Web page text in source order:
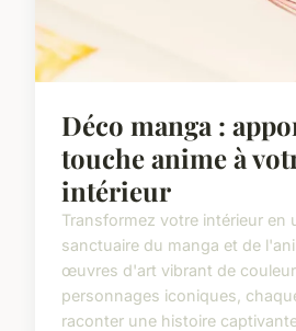
Déco manga :
touche anime à
intérieur
Transformez votre intérieur en
sanctuaire du manga et de
œuvres d'art vibrant de
personnages iconiques,
raconter une histoire